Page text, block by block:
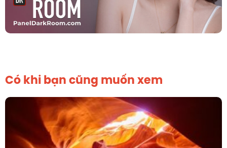
Có khi bạn cũng muốn xem